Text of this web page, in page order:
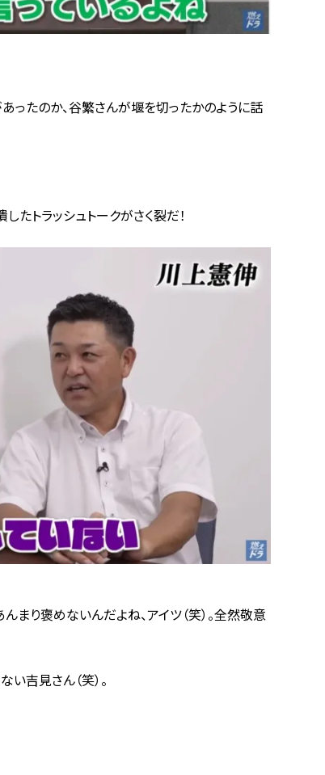
ったのか、谷繁さんが堰を切ったかのように話
たトラッシュトークがさく裂だ！
まり褒めないんだよね、アイツ（笑）。全然敬意
い吉見さん（笑）。